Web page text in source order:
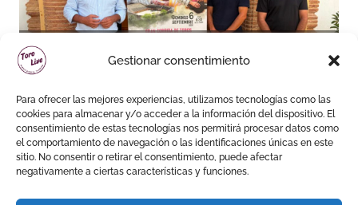
Gestionar consentimiento
Para ofrecer las mejores experiencias, utilizamos tecnologías como las
cookies para almacenar y/o acceder a la información del dispositivo. El
consentimiento de estas tecnologías nos permitirá procesar datos como
el comportamiento de navegación o las identificaciones únicas en este
sitio. No consentir o retirar el consentimiento, puede afectar
negativamente a ciertas características y funciones.
Villaluenga arma un cartel de
plaza grande en uno de los
cosos más singulares de
España